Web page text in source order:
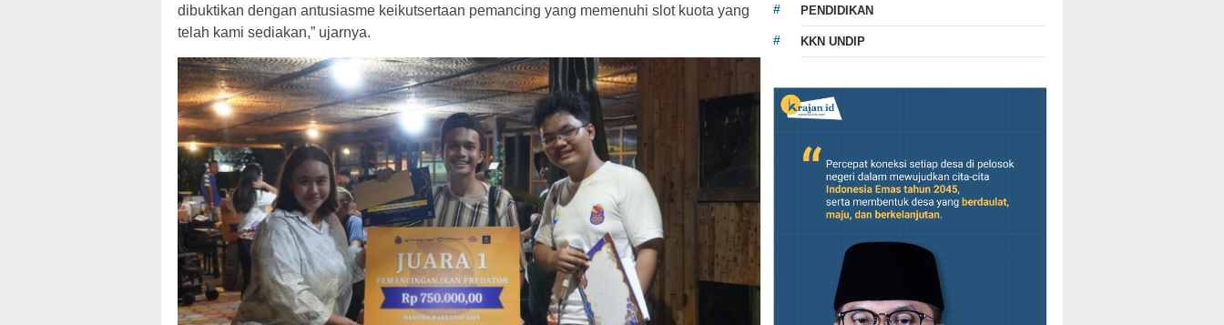
dibuktikan dengan antusiasme keikutsertaan pemancing yang memenuhi slot kuota yang
telah kami sediakan,” ujarnya.
PENDIDIKAN
KKN UNDIP